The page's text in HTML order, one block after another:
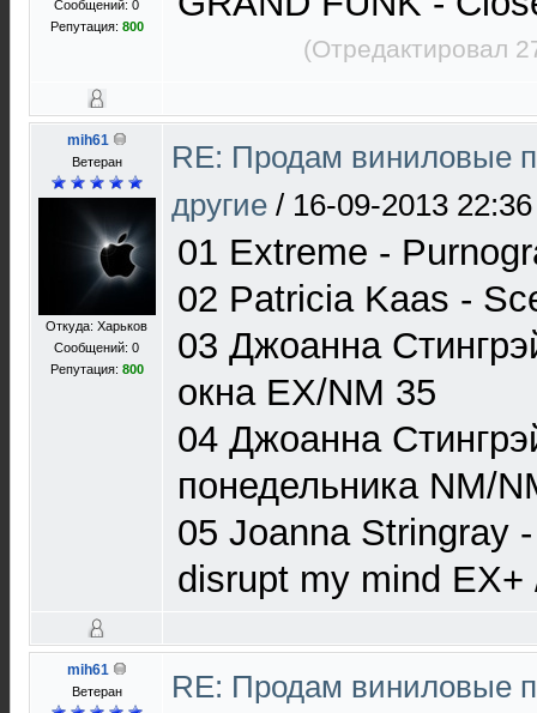
Сообщений: 0
Репутация: 800
(Отредактировал
mih61
Ветеран
Откуда: Харьков
Сообщений: 0
Репутация: 800
RE: Продам виниловые
другие / 16-09-2013 22:36
01 Extreme -
02 Patricia Kaas -
03 Джоанна
окна EX/NM 35
04 Джоанна
понедельника NM/
05 Joanna Stringray
disrupt my mind EX+
mih61
Ветеран
RE: Продам виниловые